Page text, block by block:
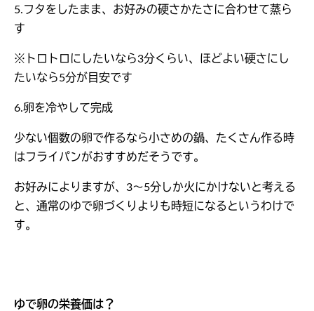
5.フタをしたまま、お好みの硬さかたさに合わせて蒸ら
す
※トロトロにしたいなら3分くらい、ほどよい硬さにし
たいなら5分が目安です
6.卵を冷やして完成
少ない個数の卵で作るなら小さめの鍋、たくさん作る時
はフライパンがおすすめだそうです。
お好みによりますが、3〜5分しか火にかけないと考える
と、通常のゆで卵づくりよりも時短になるというわけで
す。
ゆで卵の栄養価は？